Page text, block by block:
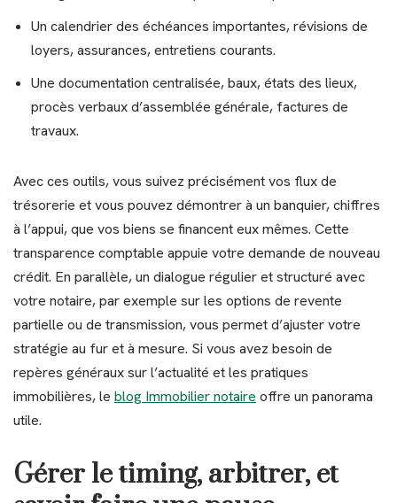
Un calendrier des échéances importantes, révisions de
loyers, assurances, entretiens courants.
Une documentation centralisée, baux, états des lieux,
procès verbaux d’assemblée générale, factures de
travaux.
Avec ces outils, vous suivez précisément vos flux de
trésorerie et vous pouvez démontrer à un banquier, chiffres
à l’appui, que vos biens se financent eux mêmes. Cette
transparence comptable appuie votre demande de nouveau
crédit. En parallèle, un dialogue régulier et structuré avec
votre notaire, par exemple sur les options de revente
partielle ou de transmission, vous permet d’ajuster votre
stratégie au fur et à mesure. Si vous avez besoin de
repères généraux sur l’actualité et les pratiques
immobilières, le blog Immobilier notaire offre un panorama
utile.
Gérer le timing, arbitrer, et